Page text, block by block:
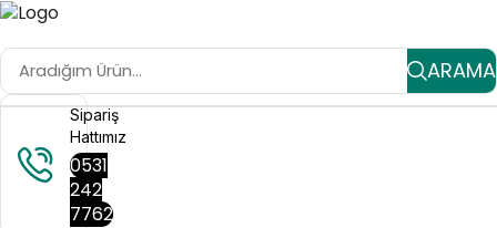
ARAMA
Sipariş
Hattımız
0531
242
7762